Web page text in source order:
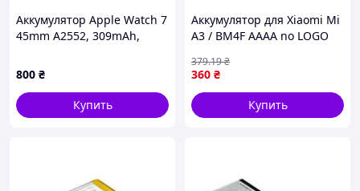
Аккумулятор Apple Watch 7
45mm A2552, 309mAh,
800 ₴
Купить
Аккумулятор для Xiaomi Mi
A3 / BM4F AAAA no LOGO
360 ₴
379.19₴
Купить